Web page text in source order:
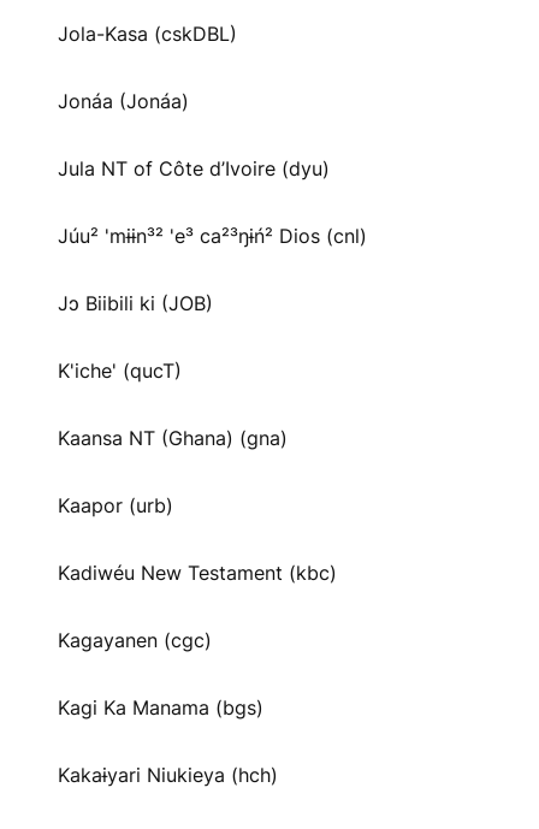
Jola-Kasa (cskDBL)
Jonáa (Jonáa)
Jula NT of Côte d’Ivoire (dyu)
Júu² 'mɨɨn³² 'e³ ca²³ŋɨń² Dios (cnl)
Jɔ Biibili ki (JOB)
K'iche' (qucT)
Kaansa NT (Ghana) (gna)
Kaapor (urb)
Kadiwéu New Testament (kbc)
Kagayanen (cgc)
Kagi Ka Manama (bgs)
Kakaɨyari Niukieya (hch)